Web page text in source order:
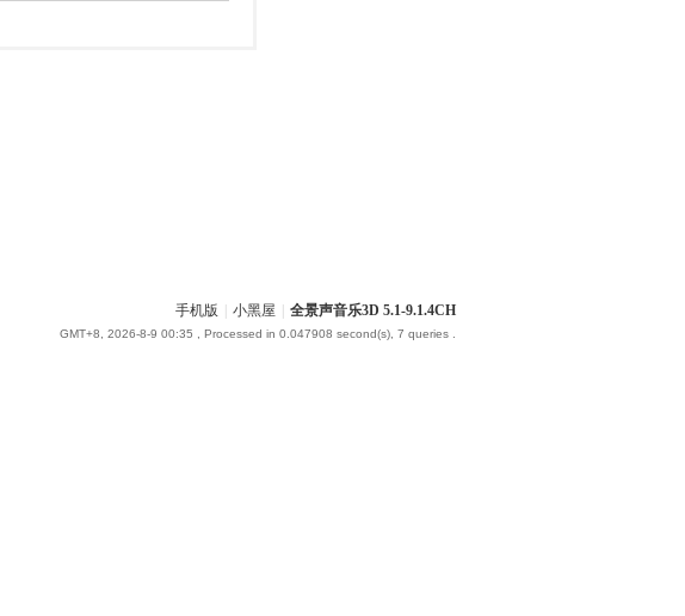
手机版 小黑屋 全景声音乐3D 5.1-9.1.4CH
GMT+8, 2026-8-9 00:35 , Processed in 0.047908 second(s), 7 queries .